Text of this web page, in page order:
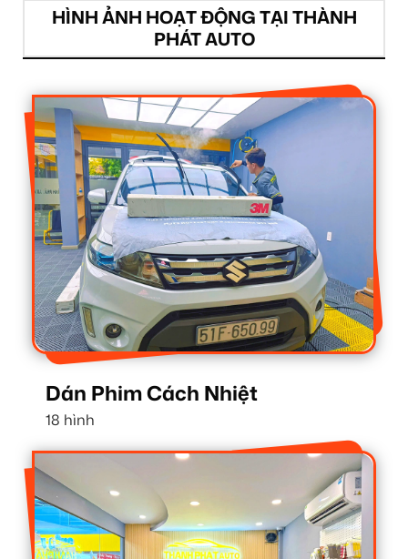
HÌNH ẢNH HOẠT ĐỘNG TẠI THÀNH
PHÁT AUTO
Dán Phim Cách Nhiệt
18 hình